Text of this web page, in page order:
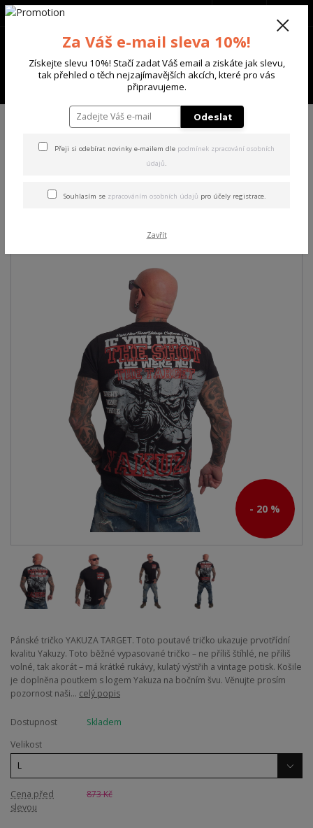
Menu
+420 702 136 620
TRIKA & TÍLKA
Yakuza pánské tričko Target Regular T-
Regular T-Shirt black L
- 20 %
Pánské tričko YAKUZA TARGET. Toto poutavé tričko ukazuje prvotřídní
kvalitu Yakuzy. Toto běžné vypasované tričko – ne příliš štíhlé, ne příliš
volné, tak akorát – má krátké rukávy, kulatý výstřih a vintage potisk. Košile
je doplněna poutkem s logem Yakuza na bočním švu. Věnujte prosím
pozornost naši... celý popis
Dostupnost
Skladem
Velikost
Cena před
slevou
873 Kč
Za Váš e-mail sleva 10%!
Získejte slevu 10%! Stačí zadat Váš email a ziskáte jak slevu,
tak přehled o těch nejzajímavějších akcích, které pro vás
připravujeme.
Odeslat
Přeji si odebírat novinky e-mailem dle podmínek zpracování osobních
údajů.
Souhlasím se zpracováním osobních údajů pro účely registrace.
Zavřít